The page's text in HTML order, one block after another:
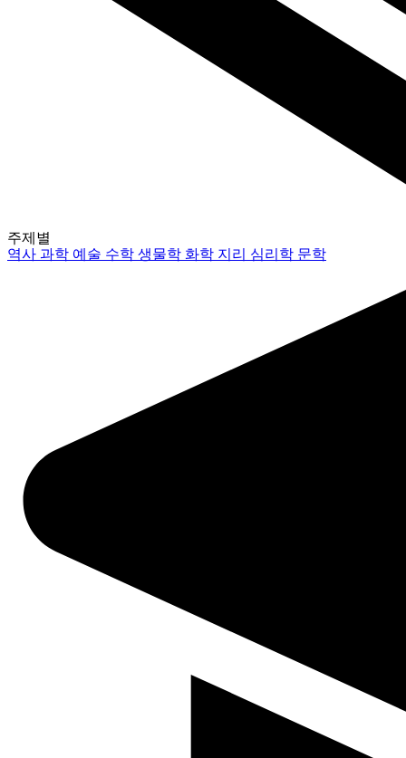
주제별
역사과학 예술 수학생물학 화학 지리 심리학 문학